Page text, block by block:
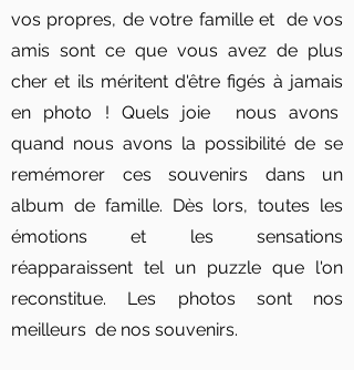
vos propres, de votre famille et de vos
amis sont ce que vous avez de plus
cher et ils méritent d'être figés à jamais
en photo ! Quels joie nous avons
quand nous avons la possibilité de se
remémorer ces souvenirs dans un
album de famille. Dès lors, toutes les
émotions et les sensations
réapparaissent tel un puzzle que l'on
reconstitue. Les photos sont nos
meilleurs de nos souvenirs.